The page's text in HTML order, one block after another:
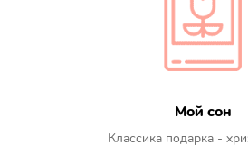
Мой сон
Классика подарка -